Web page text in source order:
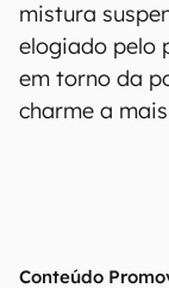
mistura
elogiado pelo
em torno da
charme a